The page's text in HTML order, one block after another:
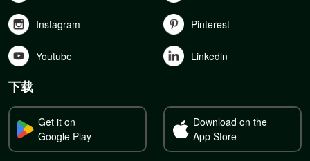
Instagram Pinterest
Youtube Linkedln
下载
Get it on
Google Play
Download on the
App Store